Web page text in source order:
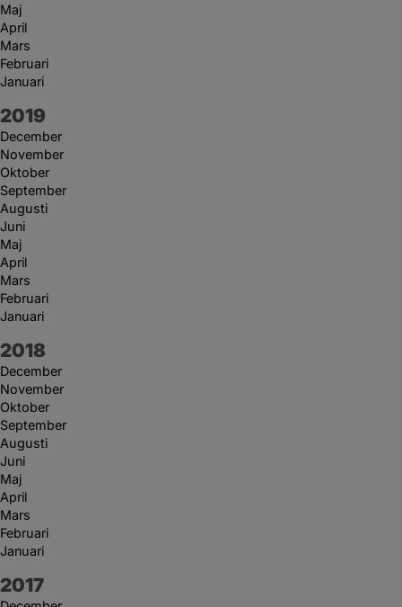
Maj
April
Mars
Februari
Januari
År:
2019
December
November
Oktober
September
Augusti
Juni
Maj
April
Mars
Februari
Januari
År:
2018
December
November
Oktober
September
Augusti
Juni
Maj
April
Mars
Februari
Januari
År:
2017